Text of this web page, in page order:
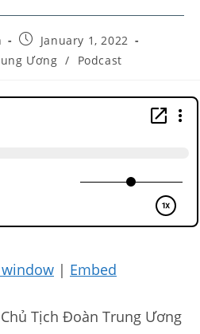
January 1, 2022
Ương / Podcast
| Embed
Tịch Đoàn Trung Ương